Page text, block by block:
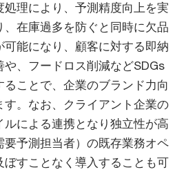
処理により、予測精度向上を実
在庫過多を防ぐと同時に欠品
能になり、顧客に対する即納
、フードロス削減などSDGs
ることで、企業のブランド力向
。なお、クライアント企業の
ルによる連携となり独立性が高
要予測担当者）の既存業務オペ
ぼすことなく導入することも可